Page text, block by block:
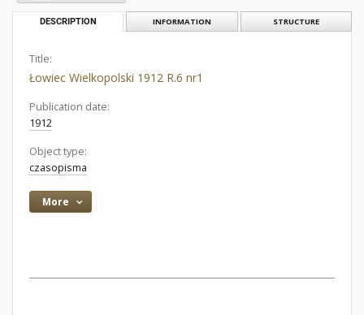
DESCRIPTION INFORMATION STRUCTURE
Title:
Łowiec Wielkopolski 1912 R.6 nr1
Publication date:
1912
Object type:
czasopisma
More